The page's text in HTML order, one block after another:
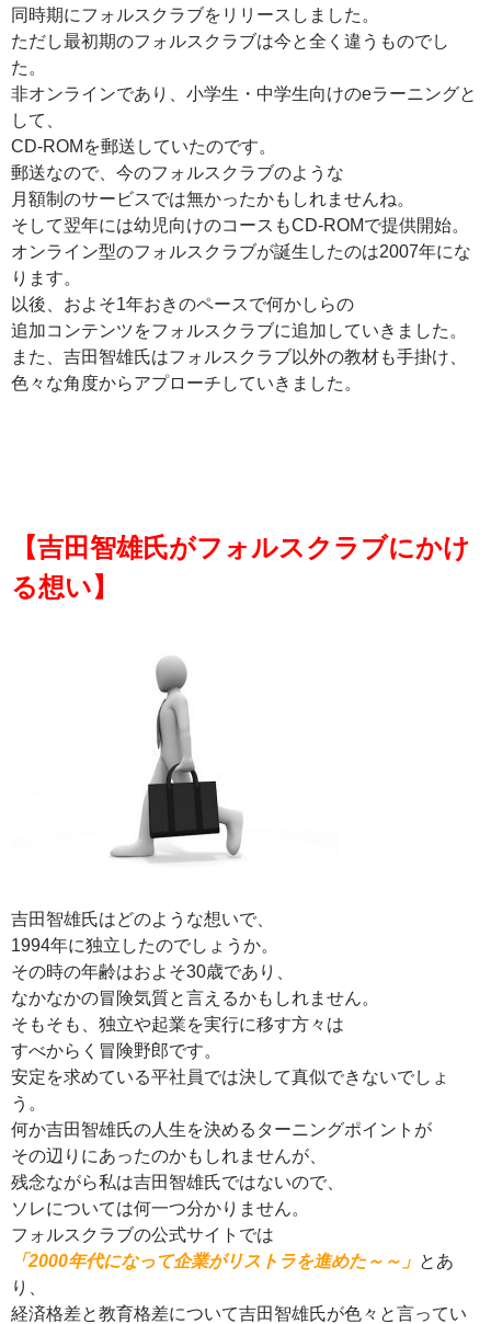
同時期にフォルスクラブをリリースしました。
ただし最初期のフォルスクラブは今と全く違うものでし
た。
非オンラインであり、小学生・中学生向けのeラーニングと
して、
CD-ROMを郵送していたのです。
郵送なので、今のフォルスクラブのような
月額制のサービスでは無かったかもしれませんね。
そして翌年には幼児向けのコースもCD-ROMで提供開始。
オンライン型のフォルスクラブが誕生したのは2007年にな
ります。
以後、およそ1年おきのペースで何かしらの
追加コンテンツをフォルスクラブに追加していきました。
また、吉田智雄氏はフォルスクラブ以外の教材も手掛け、
色々な角度からアプローチしていきました。
【吉田智雄氏がフォルスクラブにかけ
る想い】
吉田智雄氏はどのような想いで、
1994年に独立したのでしょうか。
その時の年齢はおよそ30歳であり、
なかなかの冒険気質と言えるかもしれません。
そもそも、独立や起業を実行に移す方々は
すべからく冒険野郎です。
安定を求めている平社員では決して真似できないでしょ
う。
何か吉田智雄氏の人生を決めるターニングポイントが
その辺りにあったのかもしれませんが、
残念ながら私は吉田智雄氏ではないので、
ソレについては何一つ分かりません。
フォルスクラブの公式サイトでは
「2000年代になって企業がリストラを進めた～～」 とあ
り、
経済格差と教育格差について吉田智雄氏が色々と言ってい